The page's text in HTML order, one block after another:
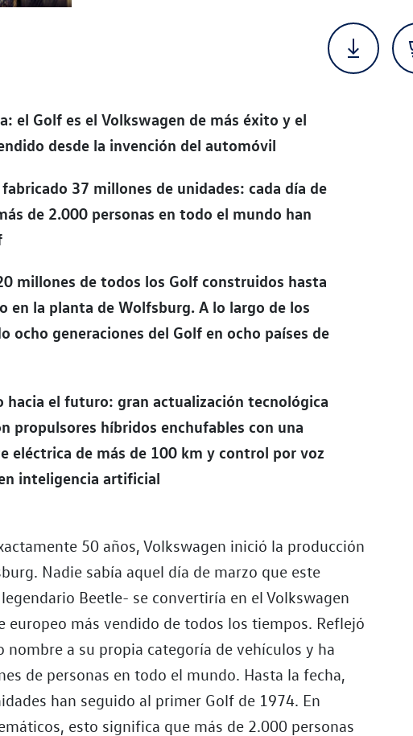
el Golf es el Volkswagen de más éxito y el
desde la invención del automóvil
37 millones de unidades: cada día de
de 2.000 personas en todo el mundo han
millones de todos los Golf construidos hasta
en la planta de Wolfsburg. A lo largo de los
ocho generaciones del Golf en ocho países de
hacia el futuro: gran actualización tecnológica
propulsores híbridos enchufables con una
eléctrica de más de 100 km y control por voz
inteligencia artificial
50 años, Volkswagen inició la producción
Nadie sabía aquel día de marzo que este
Beetle- se convertiría en el Volkswagen
europeo más vendido de todos los tiempos. Reflejó
nombre a su propia categoría de vehículos y ha
de personas en todo el mundo. Hasta la fecha,
han seguido al primer Golf de 1974. En
esto significa que más de 2.000 personas